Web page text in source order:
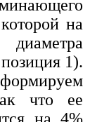
на
1).
что ее